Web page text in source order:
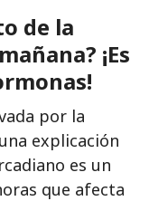
de la
¡Es
por la
explicación
es un
que afecta